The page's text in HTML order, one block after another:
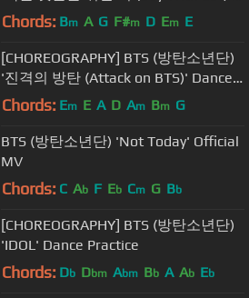
Dance Practice
Chords: Bm A G F#m D Em E
[CHOREOGRAPHY] BTS (방탄소년단)
'진격의 방탄 (Attack on BTS)' Dance
Practice
Chords: Em E A D Am Bm G
BTS (방탄소년단) 'Not Today' Official
MV
Chords: C Ab F Eb Cm G Bb
[CHOREOGRAPHY] BTS (방탄소년단)
'IDOL' Dance Practice
Chords: Db Dbm Abm Bb A Ab Eb